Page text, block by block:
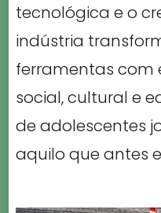
tecnológica e o
indústria
ferramentas com
social, cultural e
de adolescentes
aquilo que antes